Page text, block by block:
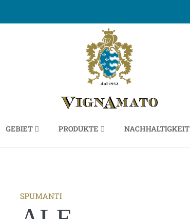
GEBIET PRODUKTE NACHHALTIGKEIT
SPUMANTI